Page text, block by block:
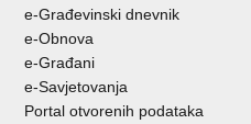
e-Građevinski dnevnik
e-Obnova
e-Građani
e-Savjetovanja
Portal otvorenih podataka